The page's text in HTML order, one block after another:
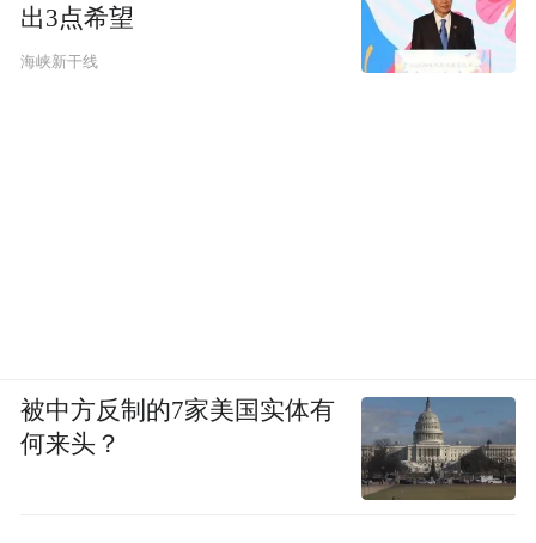
出3点希望
海峡新干线
被中方反制的7家美国实体有
何来头？